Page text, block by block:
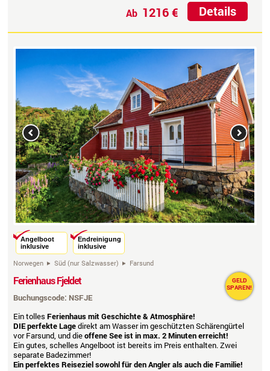
Details
Ab 1216 €
Previous Next
Angelboot
inklusive
Endreinigung
inklusive
Norwegen Süd (nur Salzwasser) Farsund
GELD
SPAREN!
Ferienhaus Fjeldet
Buchungscode: NSFJE
Ein tolles Ferienhaus mit Geschichte & Atmosphäre!
DIE perfekte Lagedirekt am Wasser im geschützten Schärengürtel
vor Farsund, und dieoffene See ist in max. 2 Minuten erreicht!
Ein gutes, schelles Angelboot ist bereits im Preis enthalten. Zwei
separate Badezimmer!
Ein perfektes Reiseziel sowohl für den Angler als auch die Familie!